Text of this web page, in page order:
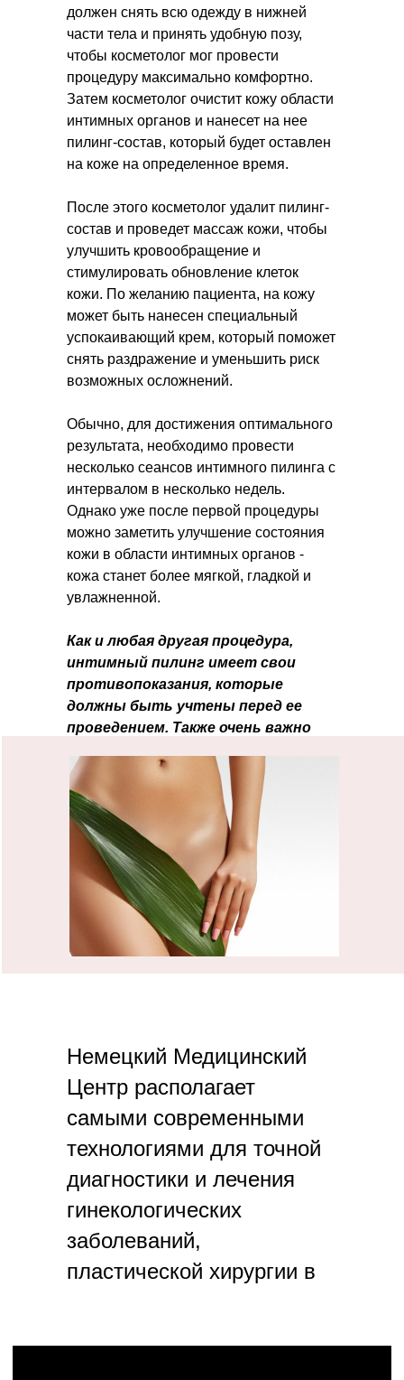
должен снять всю одежду в нижней
части тела и принять удобную позу,
чтобы косметолог мог провести
процедуру максимально комфортно.
Затем косметолог очистит кожу области
интимных органов и нанесет на нее
пилинг-состав, который будет оставлен
на коже на определенное время.
После этого косметолог удалит пилинг-
состав и проведет массаж кожи, чтобы
улучшить кровообращение и
стимулировать обновление клеток
кожи. По желанию пациента, на кожу
может быть нанесен специальный
успокаивающий крем, который поможет
снять раздражение и уменьшить риск
возможных осложнений.
Обычно, для достижения оптимального
результата, необходимо провести
несколько сеансов интимного пилинга с
интервалом в несколько недель.
Однако уже после первой процедуры
можно заметить улучшение состояния
кожи в области интимных органов -
кожа станет более мягкой, гладкой и
увлажненной.
Как и любая другая процедура,
интимный пилинг имеет свои
противопоказания, которые
должны быть учтены перед ее
проведением. Также очень важно
косметолога, который проведет
процедуру максимально безопасно
и эффективно.
Немецкий Медицинский
Центр располагает
самыми современными
технологиями для точной
диагностики и лечения
гинекологических
заболеваний,
пластической хирургии в